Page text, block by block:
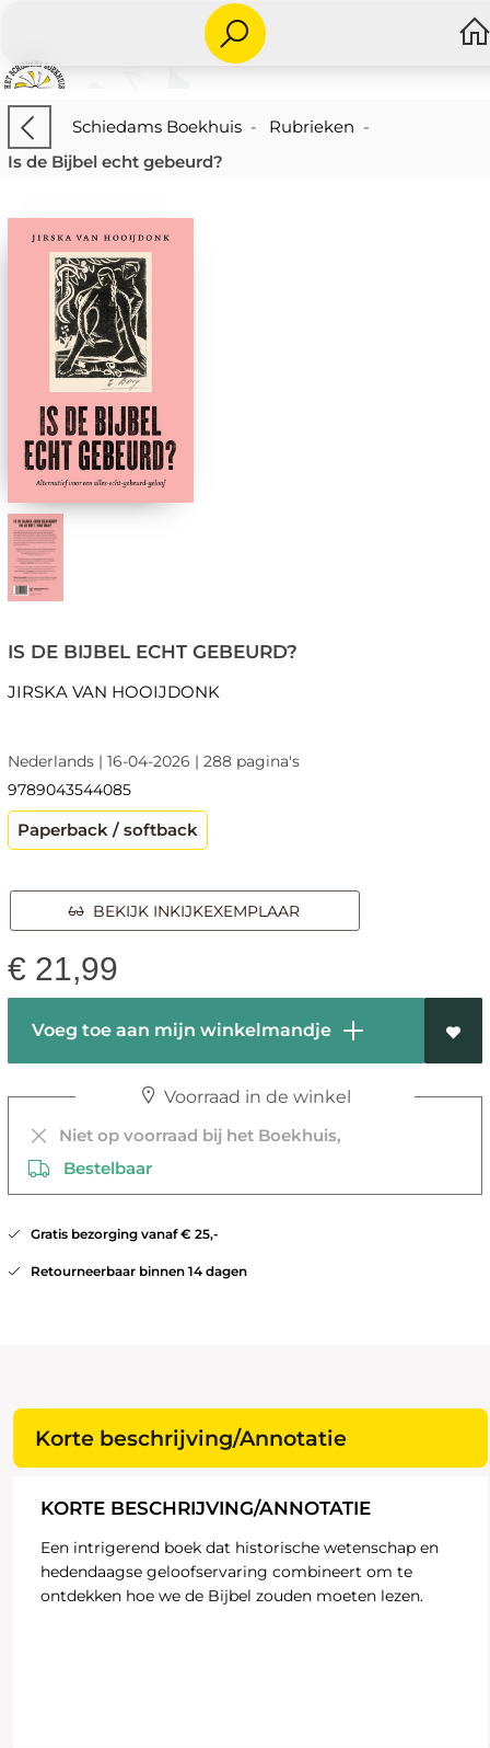
Schiedams Boekhuis- Rubrieken -
Is de Bijbel echt gebeurd?
IS DE BIJBEL ECHT GEBEURD?
JIRSKA VAN HOOIJDONK
Nederlands | 16-04-2026 | 288 pagina's
9789043544085
Paperback / softback
BEKIJK INKIJKEXEMPLAAR
€ 21,99
Voeg toe aan mijn winkelmandje
Voorraad in de winkel
Niet op voorraad bij het Boekhuis,
Bestelbaar
Gratis bezorging vanaf € 25,-
Retourneerbaar binnen 14 dagen
Korte beschrijving/Annotatie
KORTE BESCHRIJVING/ANNOTATIE
Een intrigerend boek dat historische wetenschap en
hedendaagse geloofservaring combineert om te
ontdekken hoe we de Bijbel zouden moeten lezen.